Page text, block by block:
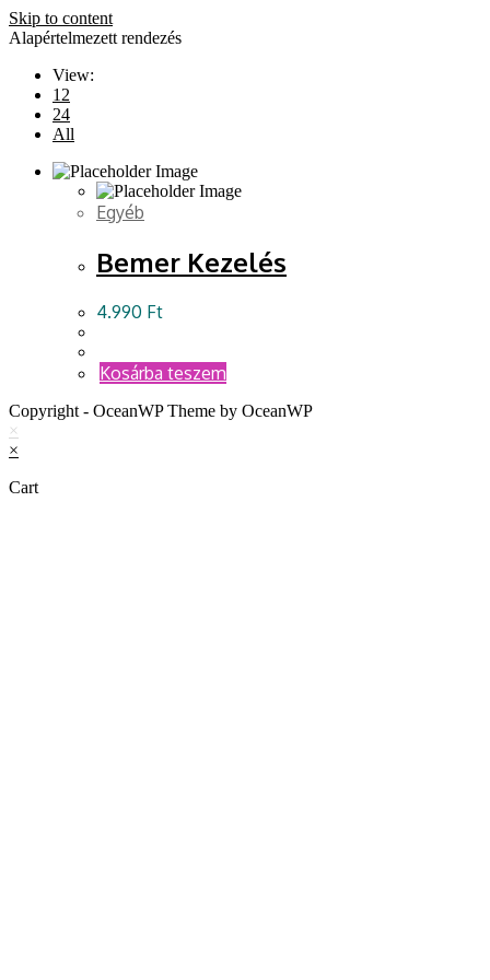
Skip to content
Alapértelmezett rendezés
View:
12
24
All
Egyéb
Bemer Kezelés
4.990 Ft
Kosárba teszem
Copyright - OceanWP Theme by OceanWP
×
×
Cart